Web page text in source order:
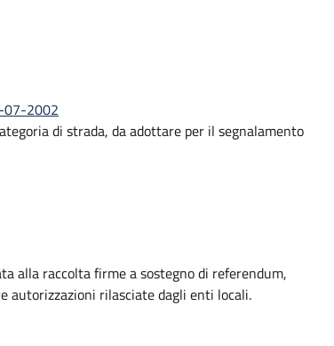
07-2002
di strada, da adottare per il segnalamento
alla raccolta firme a sostegno di referendum,
autorizzazioni rilasciate dagli enti locali.